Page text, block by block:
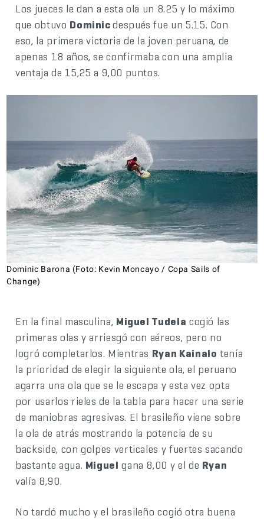
Los jueces le dan a esta ola un 8.25 y lo máximo
que obtuvo Dominicdespués fue un 5.15. Con
eso, la primera victoria de la joven peruana, de
apenas 18 años, se confirmaba con una amplia
ventaja de 15,25 a 9,00 puntos.
Dominic Barona (Foto: Kevin Moncayo / Copa Sails of
Change)
En la final masculina, Miguel Tudela cogió las
primeras olas y arriesgó con aéreos, pero no
logró completarlos. Mientras Ryan Kainalo tenía
la prioridad de elegir la siguiente ola, el peruano
agarra una ola que se le escapa y esta vez opta
por usarlos rieles de la tabla para hacer una serie
de maniobras agresivas. El brasileño viene sobre
la ola de atrás mostrando la potencia de su
backside, con golpes verticales y fuertes sacando
bastante agua. Miguel gana 8,00 y el de Ryan
valía 8,90.
No tardó mucho y el brasileño cogió otra buena